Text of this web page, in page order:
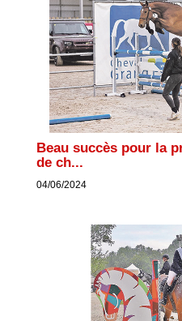
Beau succès pour la
de ch...
04/06/2024